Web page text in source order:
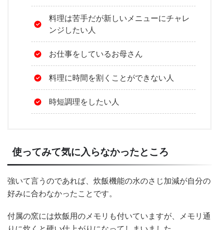
料理は苦手だが新しいメニューにチャレ
ンジしたい人
お仕事をしているお母さん
料理に時間を割くことができない人
時短調理をしたい人
使ってみて気に入らなかったところ
強いて言うのであれば、炊飯機能の水のさじ加減が自分の
好みに合わなかったことです。
付属の窯には炊飯用のメモリも付いていますが、メモリ通